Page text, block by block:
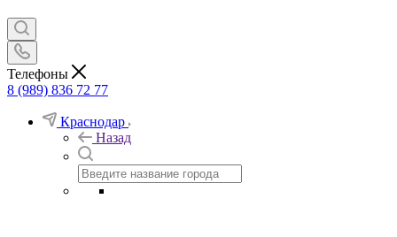
Телефоны
8 (989) 836 72 77
Краснодар
Назад